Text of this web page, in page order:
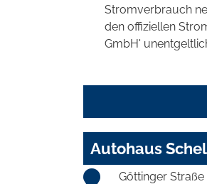
Stromverbrauch
den offiziellen
GmbH'
Autohaus
Göttinger Straße